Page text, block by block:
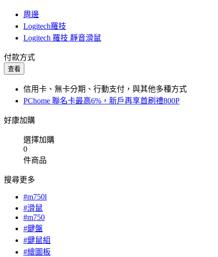
周邊
Logitech羅技
Logitech 羅技 靜音滑鼠
付款方式
查看
信用卡、無卡分期、行動支付，與其他多種方式
PChome 聯名卡最高6%，新戶再享首刷禮800P
好康加購
選擇加購
0
件商品
搜尋更多
#m750l
#滑鼠
#m750
#鍵盤
#鍵鼠組
#繪圖板